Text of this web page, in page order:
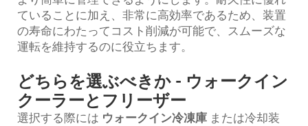
ていることに加え、非常に高効率であるため、装置
の寿命にわたってコスト削減が可能で、スムーズな
運転を維持するのに役立ちます。
どちらを選ぶべきか - ウォークイン
クーラーとフリーザー
選択する際には ウォークイン冷凍庫 または冷却装